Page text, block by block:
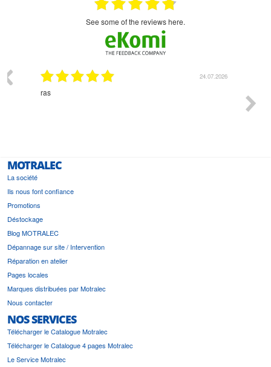
see some of the reviews here.
24.07.2026
ras
MOTRALEC
La société
Ils nous font confiance
Promotions
Déstockage
Blog MOTRALEC
Dépannage sur site / Intervention
Réparation en atelier
Pages locales
Marques distribuées par Motralec
Nous contacter
NOS SERVICES
Télécharger le Catalogue Motralec
Télécharger le Catalogue 4 pages Motralec
Le Service Motralec